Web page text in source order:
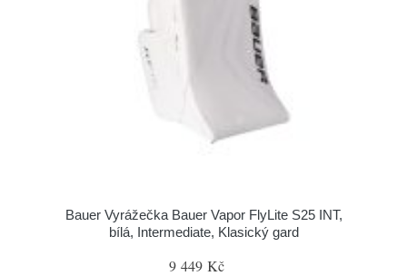
Bauer Vyrážečka Bauer Vapor FlyLite S25 INT,
bílá, Intermediate, Klasický gard
9 449 Kč